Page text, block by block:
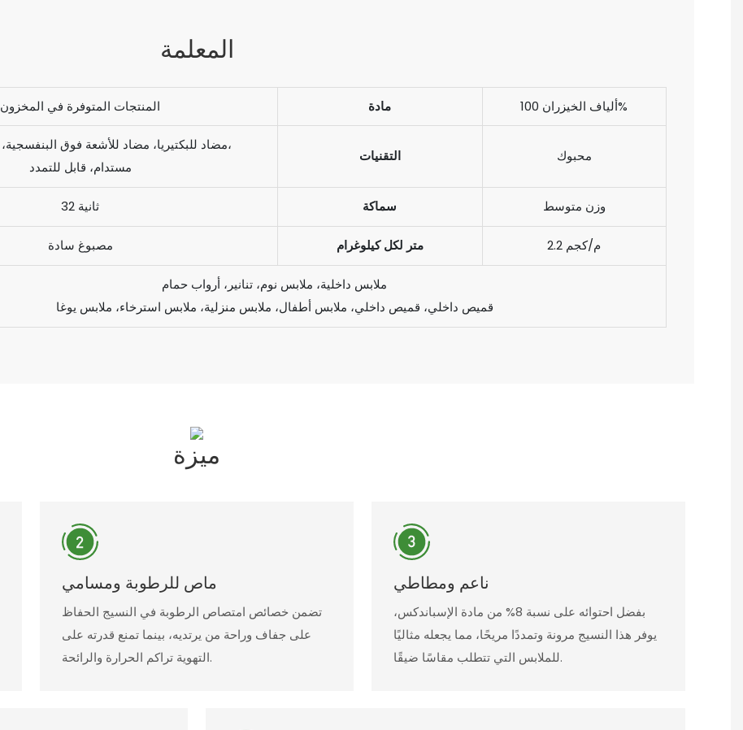
المعلمة
المنتجات المتوفرة في المخزون مادة ألياف الخيزران 100%
مضاد للبكتيريا، مضاد للأشعة فوق البنفسجية، ماص للرطوبة،
مستدام، قابل للتمدد
التقنيات محبوك
32 ثانية سماكة وزن متوسط
مصبوغ سادة متر لكل كيلوغرام 2.2 م/كجم
ملابس داخلية، ملابس نوم، تنانير، أرواب حمام
قميص داخلي، قميص داخلي، ملابس أطفال، ملابس منزلية، ملابس استرخاء، ملابس يوغا
ميزة
ماص للرطوبة ومسامي
تضمن خصائص امتصاص الرطوبة في النسيج الحفاظ
على جفاف وراحة من يرتديه، بينما تمنع قدرته على
التهوية تراكم الحرارة والرائحة.
ناعم ومطاطي
بفضل احتوائه على نسبة 8% من مادة الإسباندكس،
يوفر هذا النسيج مرونة وتمددًا مريحًا، مما يجعله مثاليًا
للملابس التي تتطلب مقاسًا ضيقًا.